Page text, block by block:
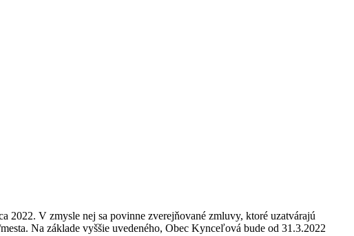
V zmysle nej sa povinne zverejňované zmluvy, ktoré uzatvárajú
Na základe vyššie uvedeného, Obec Kynceľová bude od 31.3.2022